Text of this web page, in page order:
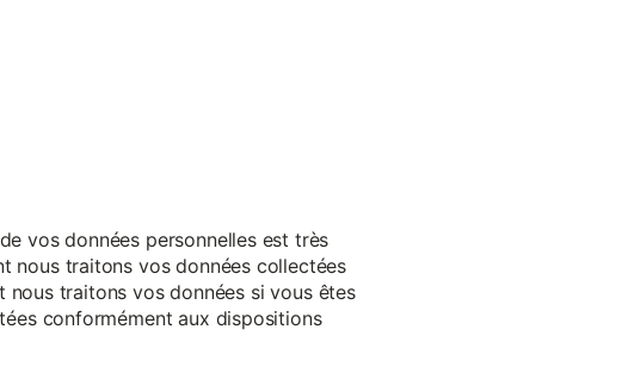
vos données personnelles est très
nous traitons vos données collectées
traitons vos données si vous êtes
conformément aux dispositions